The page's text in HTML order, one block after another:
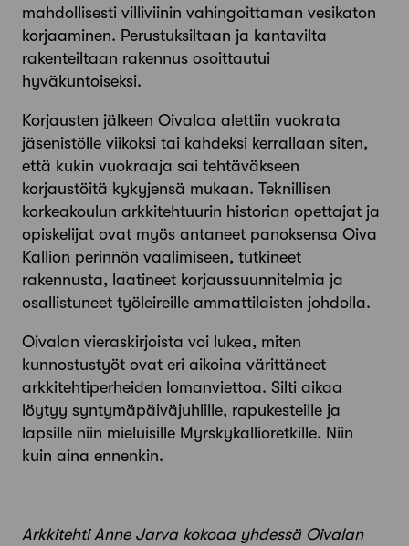
mahdollisesti villiviinin vahingoittaman vesikaton
korjaaminen. Perustuksiltaan ja kantavilta
rakenteiltaan rakennus osoittautui
hyväkuntoiseksi.
Korjausten jälkeen Oivalaa alettiin vuokrata
jäsenistölle viikoksi tai kahdeksi kerrallaan siten,
että kukin vuokraaja sai tehtäväkseen
korjaustöitä kykyjensä mukaan. Teknillisen
korkeakoulun arkkitehtuurin historian opettajat ja
opiskelijat ovat myös antaneet panoksensa Oiva
Kallion perinnön vaalimiseen, tutkineet
rakennusta, laatineet korjaussuunnitelmia ja
osallistuneet työleireille ammattilaisten johdolla.
Oivalan vieraskirjoista voi lukea, miten
kunnostustyöt ovat eri aikoina värittäneet
arkkitehtiperheiden lomanviettoa. Silti aikaa
löytyy syntymäpäiväjuhlille, rapukesteille ja
lapsille niin mieluisille Myrskykallioretkille. Niin
kuin aina ennenkin.
Arkkitehti Anne Jarva kokoaa yhdessä Oivalan